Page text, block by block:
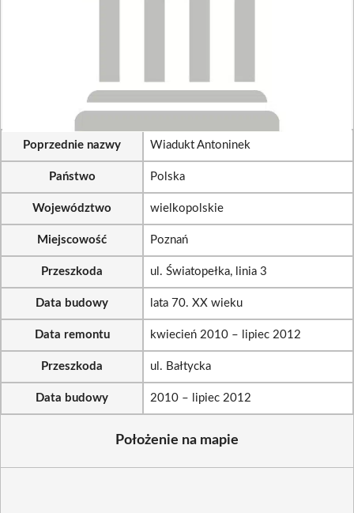
Poprzednie nazwy Wiadukt Antoninek
Państwo Polska
Województwo wielkopolskie
Miejscowość Poznań
Przeszkoda ul. Światopełka, linia 3
Data budowy lata 70. XX wieku
Data remontu kwiecień 2010 – lipiec 2012
Przeszkoda ul. Bałtycka
Data budowy 2010 – lipiec 2012
Położenie na mapie